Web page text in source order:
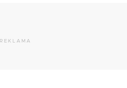
REKLAMA